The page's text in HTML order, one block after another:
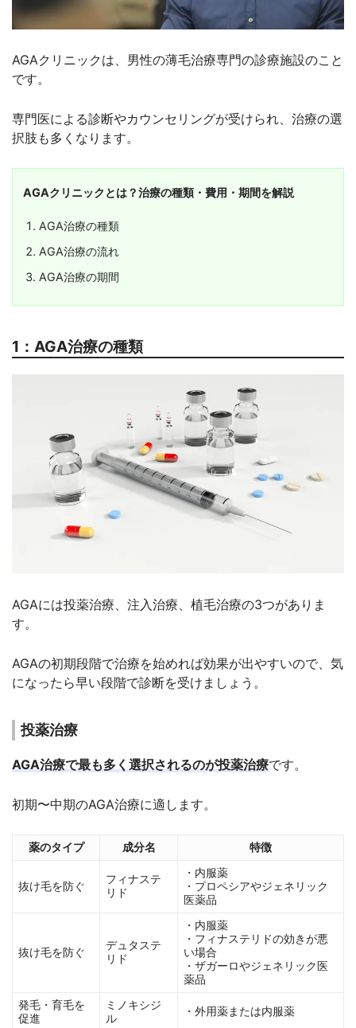
AGAクリニックは、男性の薄毛治療専門の診療施設のこと
です。
専門医による診断やカウンセリングが受けられ、治療の選
択肢も多くなります。
AGAクリニックとは？治療の種類・費用・期間を解説
AGA治療の種類
AGA治療の流れ
AGA治療の期間
1：AGA治療の種類
AGAには投薬治療、注入治療、植毛治療の3つがありま
す。
AGAの初期段階で治療を始めれば効果が出やすいので、気
になったら早い段階で診断を受けましょう。
投薬治療
AGA治療で最も多く選択されるのが投薬治療です。
初期〜中期のAGA治療に適します。
薬のタイプ 成分名 特徴
抜け毛を防ぐ
フィナステ
リド
・内服薬
・プロペシアやジェネリック
医薬品
抜け毛を防ぐ
デュタステ
リド
・内服薬
・フィナステリドの効きが悪
い場合
・ザガーロやジェネリック医
薬品
発毛・育毛を
促進
ミノキシジ
ル
・外用薬または内服薬